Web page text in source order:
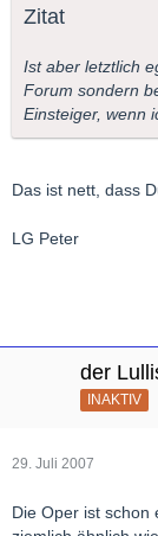
Zitat
Ist aber letztlich
Forum sondern
Einsteiger, wenn
Das ist nett, dass
LG Peter
der
INAKTIV
29. Juli 2007
Die Oper ist schon